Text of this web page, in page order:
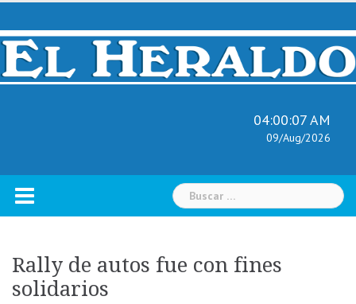
Skip
content
04:00:08 AM
09/Aug/2026
Buscar:
Rally de autos fue con fines
solidarios